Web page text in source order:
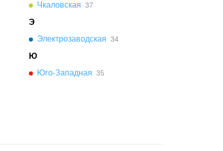
Чкаловская 37
Э
Электрозаводская 34
Ю
Юго-Западная 35